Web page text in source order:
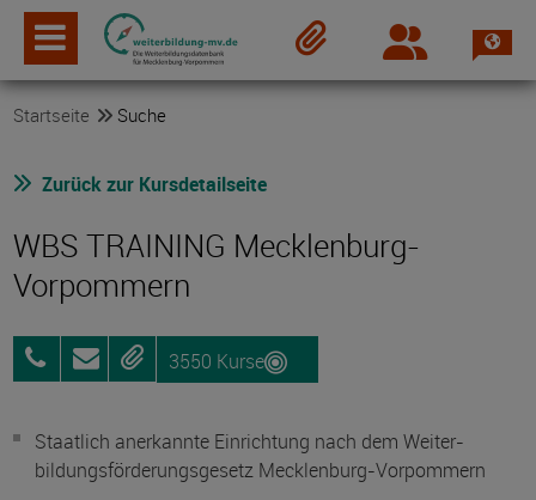
Login
Startseite Suche
Zurück zur Kursdetailseite
WBS TRAINING Mecklenburg-
Vorpommern
0385
2095720
AnfragenMerken3550 Kurse
Staatlich anerkannte Einrichtung nach dem Weiter­
bildungs­förderungs­gesetz Mecklenburg-Vorpommern